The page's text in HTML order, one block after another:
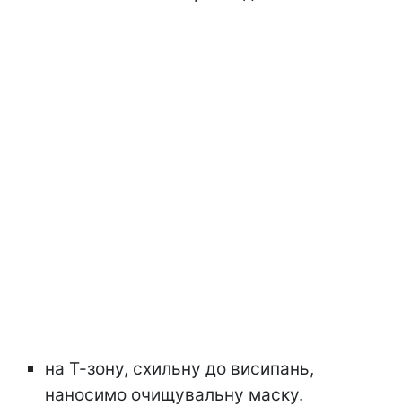
на Т-зону, схильну до висипань,
наносимо очищувальну маску.